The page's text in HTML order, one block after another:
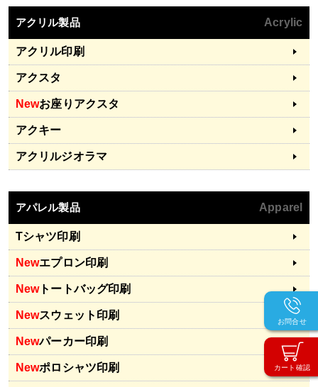
カート確認
お問合せ
アクリル製品 Acrylic
アクリル印刷
アクスタ
Newお座りアクスタ
アクキー
アクリルジオラマ
アパレル製品 Apparel
Tシャツ印刷
Newエプロン印刷
Newトートバッグ印刷
Newスウェット印刷
Newパーカー印刷
Newポロシャツ印刷